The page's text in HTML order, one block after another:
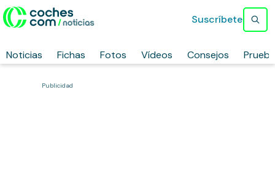
Noticias Fichas Fotos Vídeos Consejos
Suscríbete
Publicidad